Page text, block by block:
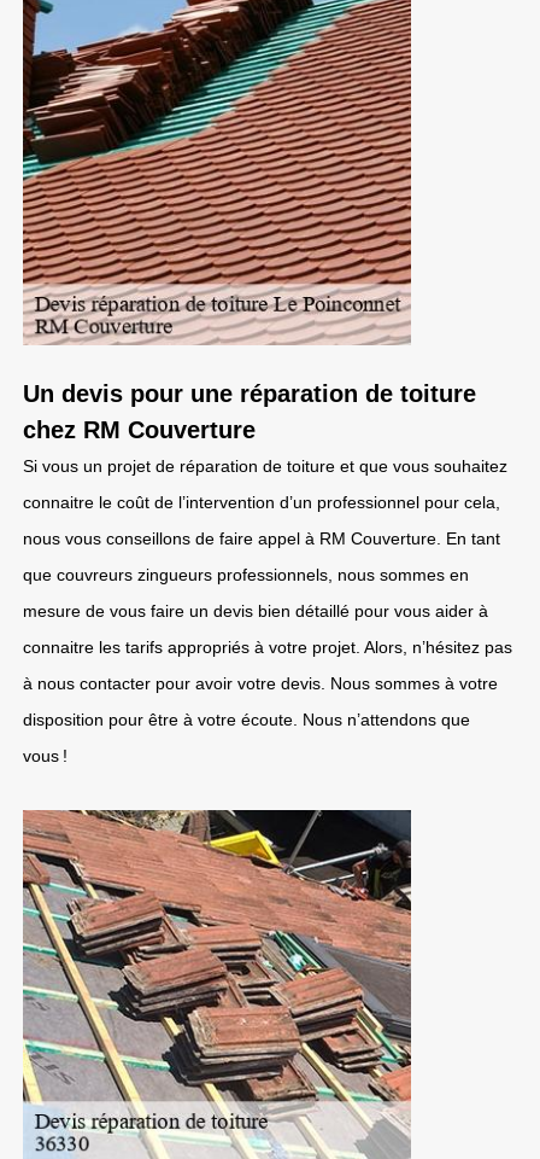
Un devis pour une réparation de toiture
chez RM Couverture
Si vous un projet de réparation de toiture et que vous souhaitez
connaitre le coût de l’intervention d’un professionnel pour cela,
nous vous conseillons de faire appel à RM Couverture. En tant
que couvreurs zingueurs professionnels, nous sommes en
mesure de vous faire un devis bien détaillé pour vous aider à
connaitre les tarifs appropriés à votre projet. Alors, n’hésitez pas
à nous contacter pour avoir votre devis. Nous sommes à votre
disposition pour être à votre écoute. Nous n’attendons que
vous !